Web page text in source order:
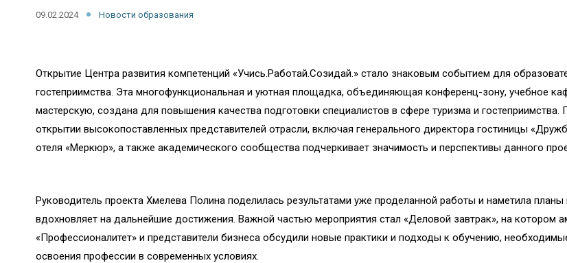
09.02.2024 Новости образования
Открытие Центра развития компетенций «Учись.Работай.Созидай.» стало знаковым событием для
гостеприимства. Эта многофункциональная и уютная площадка, объединяющая конференц-зону, учебное
мастерскую, создана для повышения качества подготовки специалистов в сфере туризма и гостеприимства.
открытии высокопоставленных представителей отрасли, включая генерального директора гостиницы
отеля «Меркюр», а также академического сообщества подчеркивает значимость и перспективы данного
Руководитель проекта Хмелева Полина поделилась результатами уже проделанной работы и наметила
вдохновляет на дальнейшие достижения. Важной частью мероприятия стал «Деловой завтрак», на котором
«Профессионалитет» и представители бизнеса обсудили новые практики и подходы к обучению,
освоения профессии в современных условиях.